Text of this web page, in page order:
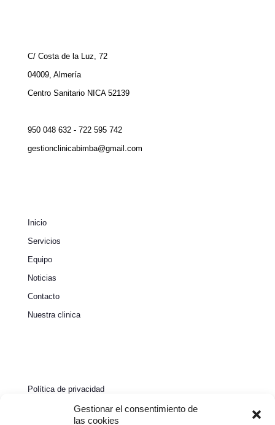
Gestionar el consentimiento de
las cookies
C/ Costa de la Luz, 72
04009, Almería
Centro Sanitario NICA 52139
950 048 632 - 722 595 742
gestionclinicabimba@gmail.com
Inicio
Servicios
Equipo
Noticias
Contacto
Nuestra clinica
Política de privacidad
Política de cookies